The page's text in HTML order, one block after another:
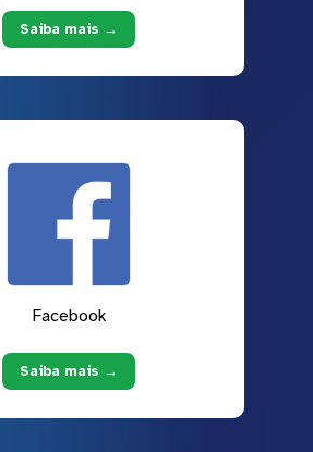
Saiba mais →
Facebook
Saiba mais →